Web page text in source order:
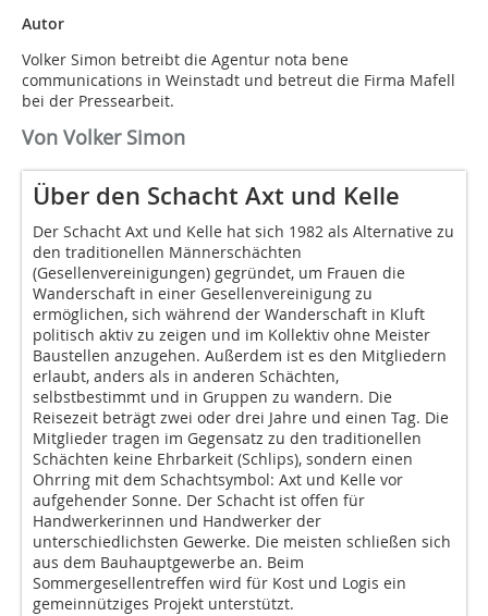
Autor
Volker Simon betreibt die Agentur nota bene
communications in Weinstadt und betreut die Firma Mafell
bei der Pressearbeit.
Von Volker Simon
Über den Schacht Axt und Kelle
Der Schacht Axt und Kelle hat sich 1982 als Alternative zu
den traditionellen Männerschächten
(Gesellenvereinigungen) gegründet, um Frauen die
Wanderschaft in einer Gesellenvereinigung zu
ermöglichen, sich während der Wanderschaft in Kluft
politisch aktiv zu zeigen und im Kollektiv ohne Meister
Baustellen anzugehen. Außerdem ist es den Mitgliedern
erlaubt, anders als in anderen Schächten,
selbstbestimmt und in Gruppen zu wandern. Die
Reisezeit beträgt zwei oder drei Jahre und einen Tag. Die
Mitglieder tragen im Gegensatz zu den traditionellen
Schächten keine Ehrbarkeit (Schlips), sondern einen
Ohrring mit dem Schachtsymbol: Axt und Kelle vor
aufgehender Sonne. Der Schacht ist offen für
Handwerkerinnen und Handwerker der
unterschiedlichsten Gewerke. Die meisten schließen sich
aus dem Bauhauptgewerbe an. Beim
Sommergesellentreffen wird für Kost und Logis ein
gemeinnütziges Projekt unterstützt.